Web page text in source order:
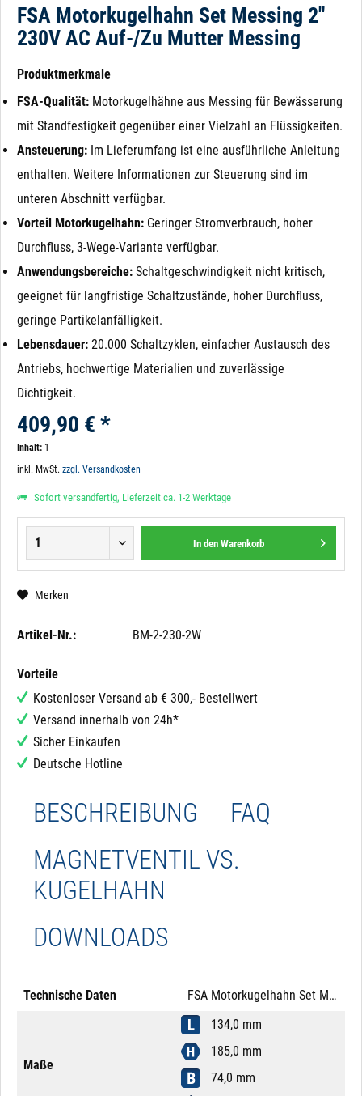
FSA Motorkugelhahn Set Messing 2"
230V AC Auf-/Zu Mutter Messing
Produktmerkmale
FSA-Qualität: Motorkugelhähne aus Messing für Bewässerung
mit Standfestigkeit gegenüber einer Vielzahl an Flüssigkeiten.
Ansteuerung: Im Lieferumfang ist eine ausführliche Anleitung
enthalten. Weitere Informationen zur Steuerung sind im
unteren Abschnitt verfügbar.
Vorteil Motorkugelhahn: Geringer Stromverbrauch, hoher
Durchfluss, 3-Wege-Variante verfügbar.
Anwendungsbereiche: Schaltgeschwindigkeit nicht kritisch,
geeignet für langfristige Schaltzustände, hoher Durchfluss,
geringe Partikelanfälligkeit.
Lebensdauer: 20.000 Schaltzyklen, einfacher Austausch des
Antriebs, hochwertige Materialien und zuverlässige
Dichtigkeit.
409,90 € *
Inhalt: 1
inkl. MwSt. zzgl. Versandkosten
Sofort versandfertig, Lieferzeit ca. 1-2 Werktage
In den Warenkorb
Merken
Artikel-Nr.: BM-2-230-2W
Vorteile
Kostenloser Versand ab € 300,- Bestellwert
Versand innerhalb von 24h*
Sicher Einkaufen
Deutsche Hotline
BESCHREIBUNG
FAQ
MAGNETVENTIL VS.
KUGELHAHN
DOWNLOADS
Technische Daten FSA Motorkugelhahn Set Messing 2" 230V AC Auf-/Zu Mutter Messing
Maße
134,0 mm
185,0 mm
74,0 mm